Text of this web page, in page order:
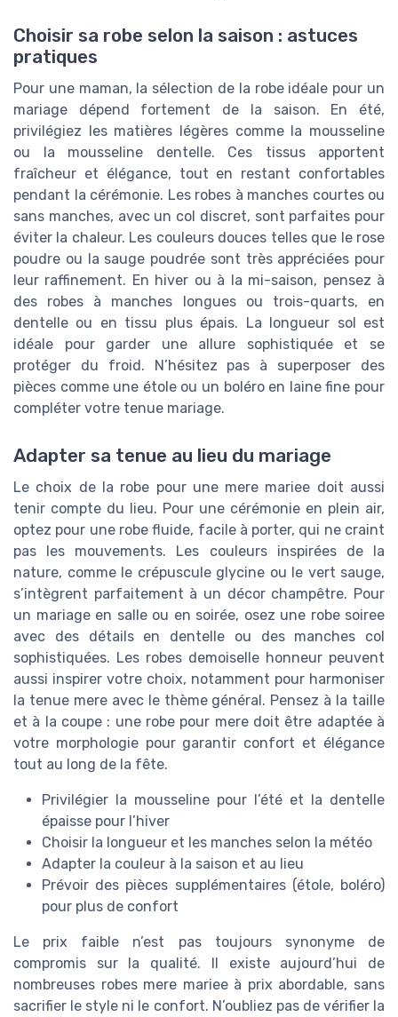
Choisir sa robe selon la saison : astuces
pratiques
Pour une maman, la sélection de la robe idéale pour un
mariage dépend fortement de la saison. En été,
privilégiez les matières légères comme la mousseline
ou la mousseline dentelle. Ces tissus apportent
fraîcheur et élégance, tout en restant confortables
pendant la cérémonie. Les robes à manches courtes ou
sans manches, avec un col discret, sont parfaites pour
éviter la chaleur. Les couleurs douces telles que le rose
poudre ou la sauge poudrée sont très appréciées pour
leur raffinement. En hiver ou à la mi-saison, pensez à
des robes à manches longues ou trois-quarts, en
dentelle ou en tissu plus épais. La longueur sol est
idéale pour garder une allure sophistiquée et se
protéger du froid. N’hésitez pas à superposer des
pièces comme une étole ou un boléro en laine fine pour
compléter votre tenue mariage.
Adapter sa tenue au lieu du mariage
Le choix de la robe pour une mere mariee doit aussi
tenir compte du lieu. Pour une cérémonie en plein air,
optez pour une robe fluide, facile à porter, qui ne craint
pas les mouvements. Les couleurs inspirées de la
nature, comme le crépuscule glycine ou le vert sauge,
s’intègrent parfaitement à un décor champêtre. Pour
un mariage en salle ou en soirée, osez une robe soiree
avec des détails en dentelle ou des manches col
sophistiquées. Les robes demoiselle honneur peuvent
aussi inspirer votre choix, notamment pour harmoniser
la tenue mere avec le thème général. Pensez à la taille
et à la coupe : une robe pour mere doit être adaptée à
votre morphologie pour garantir confort et élégance
tout au long de la fête.
Privilégier la mousseline pour l’été et la dentelle
épaisse pour l’hiver
Choisir la longueur et les manches selon la météo
Adapter la couleur à la saison et au lieu
Prévoir des pièces supplémentaires (étole, boléro)
pour plus de confort
Le prix faible n’est pas toujours synonyme de
compromis sur la qualité. Il existe aujourd’hui de
nombreuses robes mere mariee à prix abordable, sans
sacrifier le style ni le confort. N’oubliez pas de vérifier la